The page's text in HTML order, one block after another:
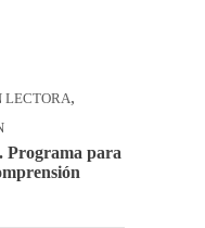
LECTORA,
Programa para